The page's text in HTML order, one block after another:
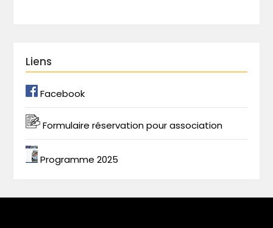
Liens
Facebook
Formulaire réservation pour association
Programme 2025